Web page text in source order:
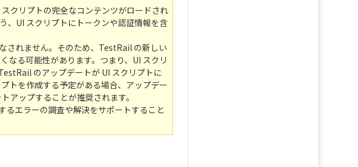
クリプトの完全なコンテンツがロードされ
、UI スクリプトにトークンや認証情報を含
されません。そのため、TestRail の新しい
なる可能性があります。つまり、UI スクリ
のアップデートが UI スクリプトに
トを作成する予定がある場合、アップデー
アップすることが推奨されます。
エラーの調査や解決をサポートすること